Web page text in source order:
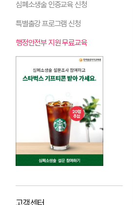
심폐소생술 인증교육 신청
특별출강 프로그램 신청
행정안전부 지원 무료교육
고객센터